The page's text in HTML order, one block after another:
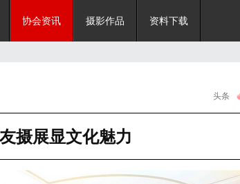
协会资讯 摄影作品 资料下载
头条
摄展显文化魅力